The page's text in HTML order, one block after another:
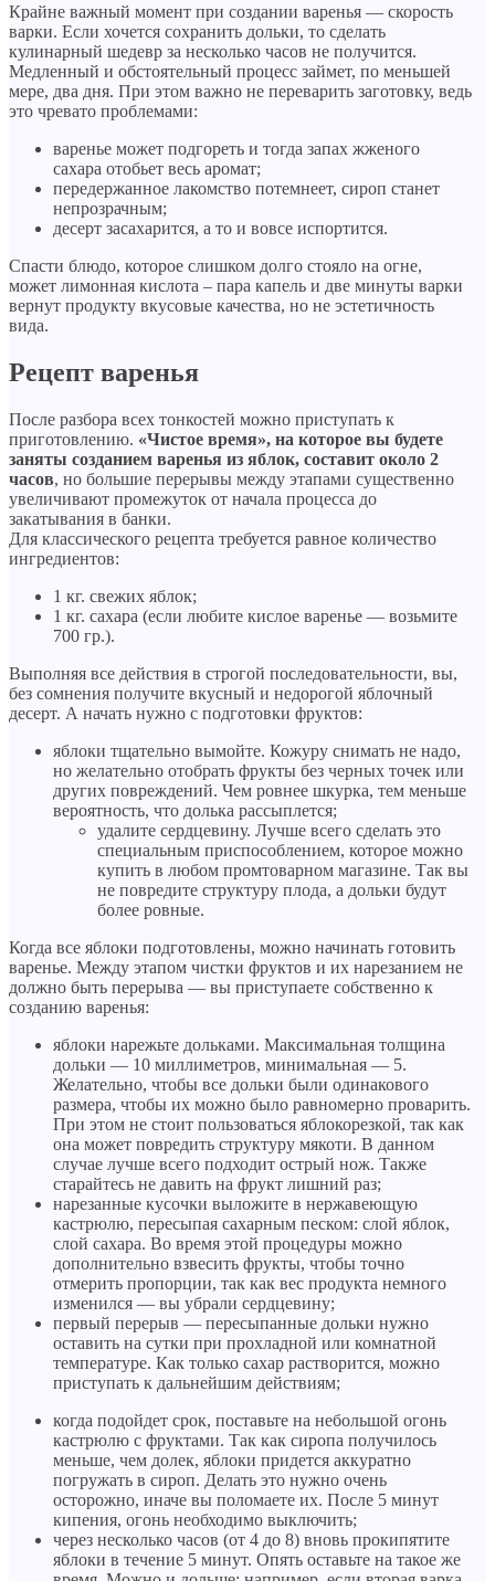
Крайне важный момент при создании варенья — скорость
варки. Если хочется сохранить дольки, то сделать
кулинарный шедевр за несколько часов не получится.
Медленный и обстоятельный процесс займет, по меньшей
мере, два дня. При этом важно не переварить заготовку, ведь
это чревато проблемами:
варенье может подгореть и тогда запах жженого
сахара отобьет весь аромат;
передержанное лакомство потемнеет, сироп станет
непрозрачным;
десерт засахарится, а то и вовсе испортится.
Спасти блюдо, которое слишком долго стояло на огне,
может лимонная кислота – пара капель и две минуты варки
вернут продукту вкусовые качества, но не эстетичность
вида.
Рецепт варенья
После разбора всех тонкостей можно приступать к
приготовлению. «Чистое время», на которое вы будете
заняты созданием варенья из яблок, составит около 2
часов, но большие перерывы между этапами существенно
увеличивают промежуток от начала процесса до
закатывания в банки.
Для классического рецепта требуется равное количество
ингредиентов:
1 кг. свежих яблок;
1 кг. сахара (если любите кислое варенье — возьмите
700 гр.).
Выполняя все действия в строгой последовательности, вы,
без сомнения получите вкусный и недорогой яблочный
десерт. А начать нужно с подготовки фруктов:
яблоки тщательно вымойте. Кожуру снимать не надо,
но желательно отобрать фрукты без черных точек или
других повреждений. Чем ровнее шкурка, тем меньше
вероятность, что долька рассыплется;
удалите сердцевину. Лучше всего сделать это
специальным приспособлением, которое можно
купить в любом промтоварном магазине. Так вы
не повредите структуру плода, а дольки будут
более ровные.
Когда все яблоки подготовлены, можно начинать готовить
варенье. Между этапом чистки фруктов и их нарезанием не
должно быть перерыва — вы приступаете собственно к
созданию варенья:
яблоки нарежьте дольками. Максимальная толщина
дольки — 10 миллиметров, минимальная — 5.
Желательно, чтобы все дольки были одинакового
размера, чтобы их можно было равномерно проварить.
При этом не стоит пользоваться яблокорезкой, так как
она может повредить структуру мякоти. В данном
случае лучше всего подходит острый нож. Также
старайтесь не давить на фрукт лишний раз;
нарезанные кусочки выложите в нержавеющую
кастрюлю, пересыпая сахарным песком: слой яблок,
слой сахара. Во время этой процедуры можно
дополнительно взвесить фрукты, чтобы точно
отмерить пропорции, так как вес продукта немного
изменился — вы убрали сердцевину;
первый перерыв — пересыпанные дольки нужно
оставить на сутки при прохладной или комнатной
температуре. Как только сахар растворится, можно
приступать к дальнейшим действиям;
когда подойдет срок, поставьте на небольшой огонь
кастрюлю с фруктами. Так как сиропа получилось
меньше, чем долек, яблоки придется аккуратно
погружать в сироп. Делать это нужно очень
осторожно, иначе вы поломаете их. После 5 минут
кипения, огонь необходимо выключить;
через несколько часов (от 4 до 8) вновь прокипятите
яблоки в течение 5 минут. Опять оставьте на такое же